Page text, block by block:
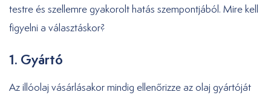
testre és szellemre gyakorolt hatás szempontjából. Mire kell
figyelni a választáskor?
1. Gyártó
Az illóolaj vásárlásakor mindig ellenőrizze az olaj gyártóját